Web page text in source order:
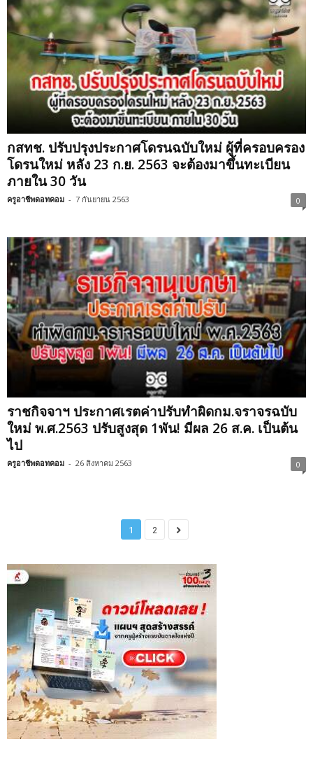
กสทช. ปรับปรุงประกาศโดรนฉบับใหม่ ผู้ที่ครอบครอง
โดรนใหม่ หลัง 23 ก.ย. 2563 จะต้องมาขึ้นทะเบียน
ภายใน 30 วัน
ครูอาชีพดอทคอม - 7 กันยายน 2563 0
ราชกิจจาฯ ประกาศเรตค่าปรับทำผิดกม.จราจรฉบับ
ใหม่ พ.ศ.2563 ปรับสูงสุด 1พัน! มีผล 26 ส.ค. เป็นต้น
ไป
ครูอาชีพดอทคอม - 26 สิงหาคม 2563 0
1 2